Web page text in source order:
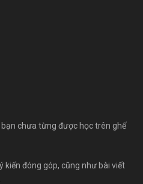
chưa từng được học trên ghế
kiến đóng góp, cũng như bài viết